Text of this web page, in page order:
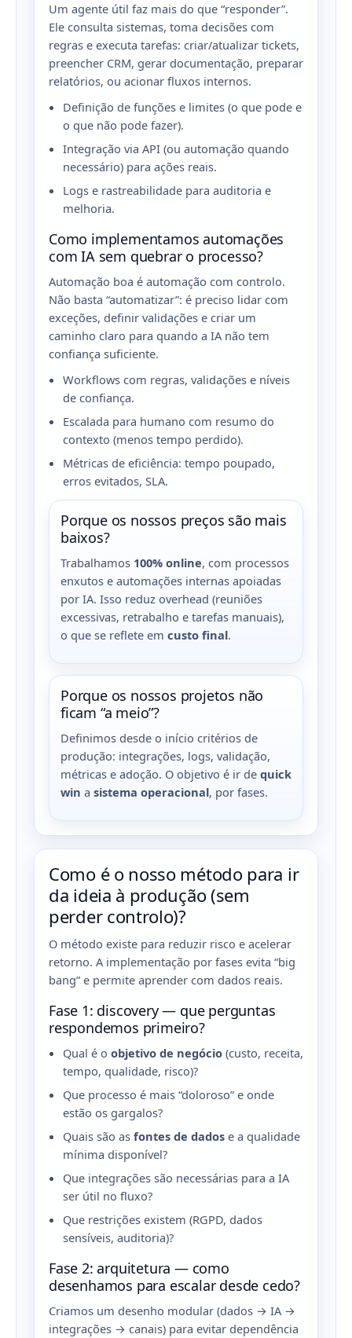
Um agente útil faz mais do que “responder”.
Ele consulta sistemas, toma decisões com
regras e executa tarefas: criar/atualizar tickets,
preencher CRM, gerar documentação, preparar
relatórios, ou acionar fluxos internos.
Definição de funções e limites (o que pode e
o que não pode fazer).
Integração via API (ou automação quando
necessário) para ações reais.
Logs e rastreabilidade para auditoria e
melhoria.
Como implementamos automações
com IA sem quebrar o processo?
Automação boa é automação com controlo.
Não basta “automatizar”: é preciso lidar com
exceções, definir validações e criar um
caminho claro para quando a IA não tem
confiança suficiente.
Workflows com regras, validações e níveis
de confiança.
Escalada para humano com resumo do
contexto (menos tempo perdido).
Métricas de eficiência: tempo poupado,
erros evitados, SLA.
Porque os nossos preços são mais
baixos?
Trabalhamos 100% online, com processos
enxutos e automações internas apoiadas
por IA. Isso reduz overhead (reuniões
excessivas, retrabalho e tarefas manuais),
o que se reflete em custo final.
Porque os nossos projetos não
ficam “a meio”?
Definimos desde o início critérios de
produção: integrações, logs, validação,
métricas e adoção. O objetivo é ir de quick
win a sistema operacional, por fases.
Como é o nosso método para ir
da ideia à produção (sem
perder controlo)?
O método existe para reduzir risco e acelerar
retorno. A implementação por fases evita “big
bang” e permite aprender com dados reais.
Fase 1: discovery — que perguntas
respondemos primeiro?
Qual é o objetivo de negócio (custo, receita,
tempo, qualidade, risco)?
Que processo é mais “doloroso” e onde
estão os gargalos?
Quais são as fontes de dados e a qualidade
mínima disponível?
Que integrações são necessárias para a IA
ser útil no fluxo?
Que restrições existem (RGPD, dados
sensíveis, auditoria)?
Fase 2: arquitetura — como
desenhamos para escalar desde cedo?
Criamos um desenho modular (dados → IA →
integrações → canais) para evitar dependência